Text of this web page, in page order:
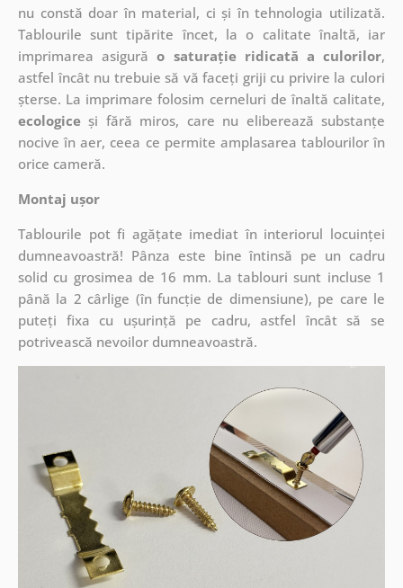
nu constă doar în material, ci și în tehnologia utilizată.
Tablourile sunt tipărite încet, la o calitate înaltă, iar
imprimarea asigurăo saturație ridicată a culorilor,
astfel încât nu trebuie să vă faceți griji cu privire la culori
șterse. La imprimare folosim cerneluri de înaltă calitate,
ecologiceși fără miros, care nu eliberează substanțe
nocive în aer, ceea ce permite amplasarea tablourilor în
orice cameră.
Montaj ușor
Tablourile pot fi agățate imediat în interiorul locuinței
dumneavoastră! Pânza este bine întinsă pe un cadru
solid cu grosimea de 16 mm. La tablouri sunt incluse 1
până la 2 cârlige (în funcție de dimensiune), pe care le
puteți fixa cu ușurință pe cadru, astfel încât să se
potrivească nevoilor dumneavoastră.